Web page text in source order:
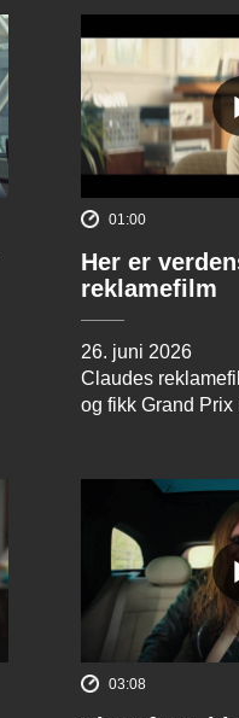
01:00
Her er
reklamefilm
26. juni 2026
Claudes
og fikk Grand
03:08